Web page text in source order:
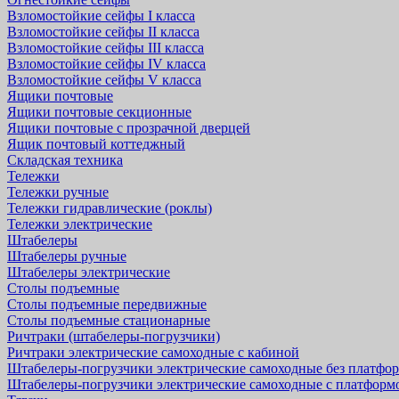
Взломостойкие сейфы I класса
Взломостойкие сейфы II класса
Взломостойкие сейфы III класса
Взломостойкие сейфы IV класса
Взломостойкие сейфы V класса
Ящики почтовые
Ящики почтовые секционные
Ящики почтовые с прозрачной дверцей
Ящик почтовый коттеджный
Складская техника
Тележки
Тележки ручные
Тележки гидравлические (роклы)
Тележки электрические
Штабелеры
Штабелеры ручные
Штабелеры электрические
Столы подъемные
Столы подъемные передвижные
Столы подъемные стационарные
Ричтраки (штабелеры-погрузчики)
Ричтраки электрические самоходные с кабиной
Штабелеры-погрузчики электрические самоходные без
Штабелеры-погрузчики электрические самоходные с